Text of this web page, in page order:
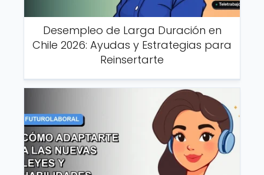
Desempleo de Larga Duración en
Chile 2026: Ayudas y Estrategias para
Reinsertarte